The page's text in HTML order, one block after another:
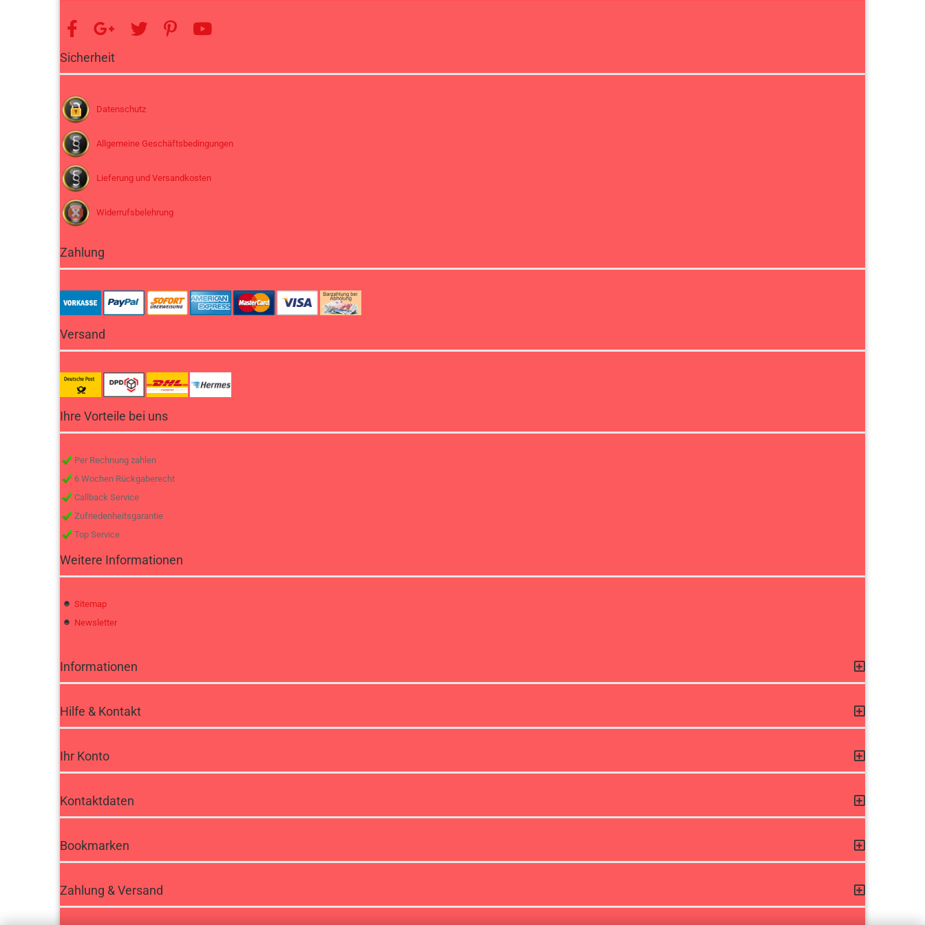
Sicherheit
Datenschutz
Allgemeine Geschäftsbedingungen
Lieferung und Versandkosten
Widerrufsbelehrung
Zahlung
Versand
Ihre Vorteile bei uns
Per Rechnung zahlen
6 Wochen Rückgaberecht
Callback Service
Zufriedenheitsgarantie
Top Service
Weitere Informationen
Sitemap
Newsletter
Informationen
Hilfe & Kontakt
Ihr Konto
Kontaktdaten
Bookmarken
Zahlung & Versand